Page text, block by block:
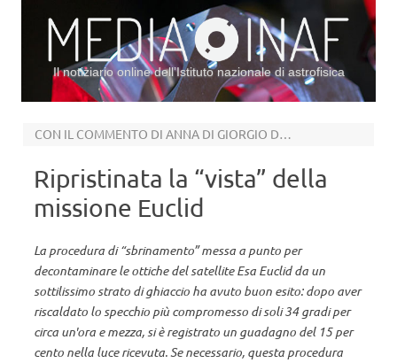
Il notiziario online dell’Istituto nazionale di astrofisica
CON IL COMMENTO DI ANNA DI GIORGIO DELL’INAF
Ripristinata la “vista” della
missione Euclid
La procedura di “sbrinamento” messa a punto per
decontaminare le ottiche del satellite Esa Euclid da un
sottilissimo strato di ghiaccio ha avuto buon esito: dopo aver
riscaldato lo specchio più compromesso di soli 34 gradi per
circa un'ora e mezza, si è registrato un guadagno del 15 per
cento nella luce ricevuta. Se necessario, questa procedura